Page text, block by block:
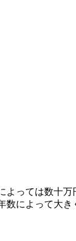
っては数十万
によって大き